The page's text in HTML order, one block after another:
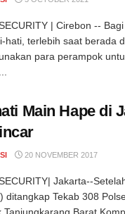
| Cirebon --
hati, terlebih saat berada
para perampok
Main Hape di
20 NOVEMBER 2017
Jakarta--
ditangkap Tekab 308